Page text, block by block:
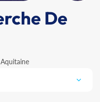
De